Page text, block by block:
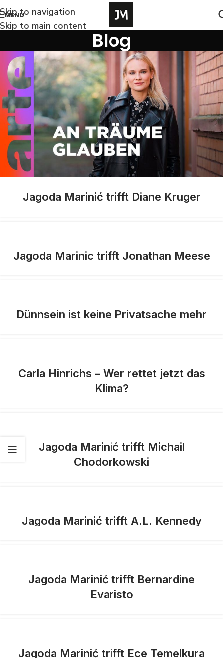
Skip to navigation
Skip to main content
MENU
Blog
Jagoda Marinić trifft Diane Kruger
Jagoda Marinic trifft Jonathan Meese
Dünnsein ist keine Privatsache mehr
Carla Hinrichs – Wer rettet jetzt das
Klima?
Jagoda Marinić trifft Michail
Chodorkowski
Jagoda Marinić trifft A.L. Kennedy
Jagoda Marinić trifft Bernardine
Evaristo
Jagoda Marinić trifft Ece Temelkura